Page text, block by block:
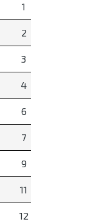
1
2
3
4
6
7
9
11
12